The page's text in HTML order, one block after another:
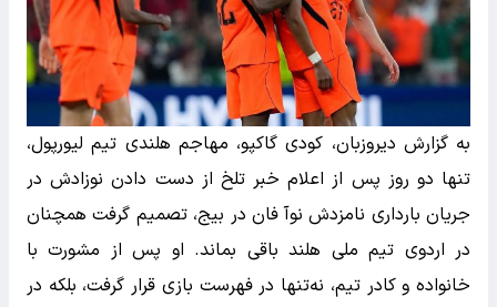
به گزارش دیروزبان، کودی گاکپو، مهاجم هلندی تیم لیورپول،
تنها دو روز پس از اعلام خبر تلخ از دست دادن نوزادش در
جریان بارداری نامزدش نوآ فان در بیج، تصمیم گرفت همچنان
در اردوی تیم ملی هلند باقی بماند. او پس از مشورت با
خانواده و کادر تیم، نه‌تنها در فهرست بازی قرار گرفت، بلکه در